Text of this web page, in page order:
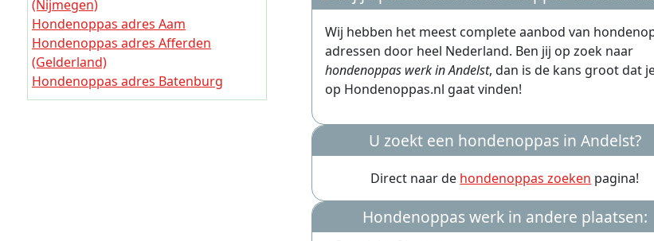
Wij hebben het meest complete aanbod van
adressen door heel Nederland. Ben jij op zoek naar
hondenoppas werk in Andelst, dan is de kans groot dat
op Hondenoppas.nl gaat vinden!
U zoekt een hondenoppas in Andelst?
Direct naar de hondenoppas zoeken pagina!
Hondenoppas werk in andere plaatsen:
(Nijmegen)
Hondenoppas adres Aam
Hondenoppas adres Afferden
(Gelderland)
Hondenoppas adres Batenburg
Hondenoppas adres Bergharen